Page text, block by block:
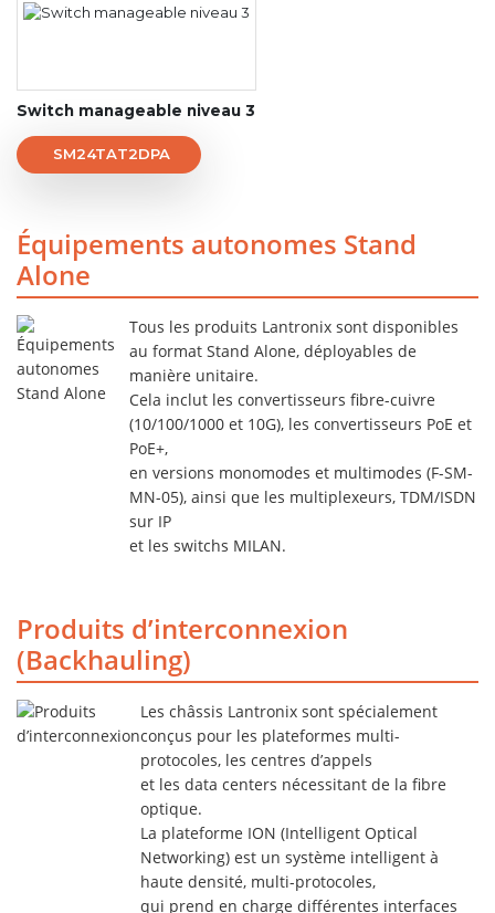
Switch manageable niveau 3
SM24TAT2DPA
Équipements autonomes Stand
Alone
Tous les produits Lantronix sont disponibles
au format Stand Alone, déployables de
manière unitaire.
Cela inclut les convertisseurs fibre-cuivre
(10/100/1000 et 10G), les convertisseurs PoE et
PoE+,
en versions monomodes et multimodes (F-SM-
MN-05), ainsi que les multiplexeurs, TDM/ISDN
sur IP
et les switchs MILAN.
Produits d’interconnexion
(Backhauling)
Les châssis Lantronix sont spécialement
conçus pour les plateformes multi-
protocoles, les centres d’appels
et les data centers nécessitant de la fibre
optique.
La plateforme ION (Intelligent Optical
Networking) est un système intelligent à
haute densité, multi-protocoles,
qui prend en charge différentes interfaces